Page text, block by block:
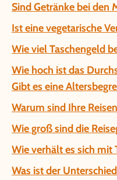
Sind Getränke bei den
Ist eine vegetarische
Wie viel Taschengeld
Wie hoch ist das
Gibt es eine
Warum sind Ihre
Wie groß sind die
Wie verhält es sich mit
Was ist der